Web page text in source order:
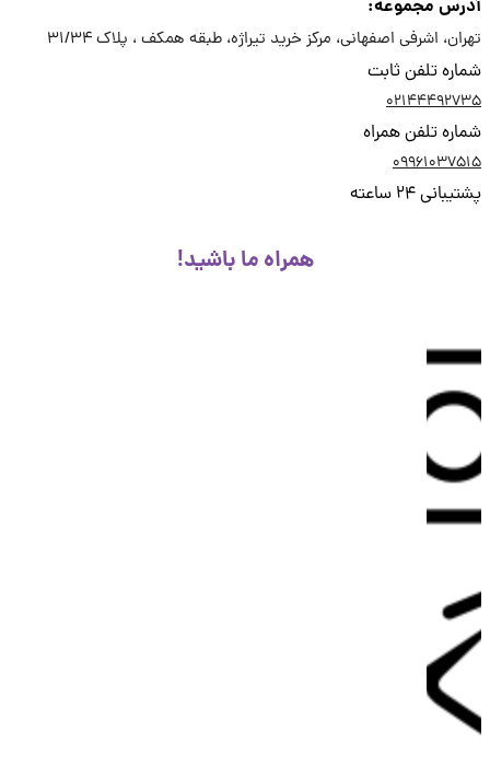
مجموعه:
اشرفی اصفهانی، مرکز خرید تیراژه، طبقه همکف ، پلاک 31/34
تلفن ثابت
تلفن همراه
24 ساعته
همراه ما باشید!